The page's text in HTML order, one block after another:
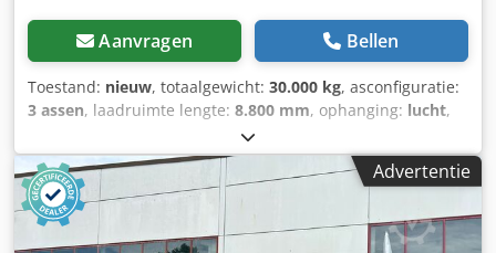
Aanvragen Bellen
Toestand: nieuw, totaalgewicht: 30.000 kg, asconfiguratie:
3 assen, laadruimte lengte: 8.800 mm, ophanging: lucht,
235 / 75 R 17,5, kleur:
overbrenging:overig, voorbandmaat:235 / 75 R 17,5,
achterbandmaat:
235 / 75 R 17,5, bestuurderscabine:
overig, emissieklasse:
Uitrusting:
ABS, luchtdrukrem
, Totale laadoppervlaklengte
Advertentie